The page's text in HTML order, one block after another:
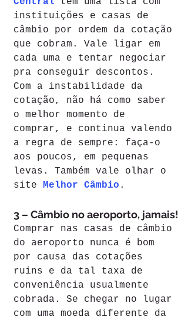
instituições e casas de
câmbio por ordem da cotação
que cobram. Vale ligar em
cada uma e tentar negociar
pra conseguir descontos.
Com a instabilidade da
cotação, não há como saber
o melhor momento de
comprar, e continua valendo
a regra de sempre: faça-o
aos poucos, em pequenas
levas. Também vale olhar o
site Melhor Câmbio .
3 – Câmbio no aeroporto, jamais!
Comprar nas casas de câmbio
do aeroporto nunca é bom
por causa das cotações
ruins e da tal taxa de
conveniência usualmente
cobrada. Se chegar no lugar
com uma moeda diferente da